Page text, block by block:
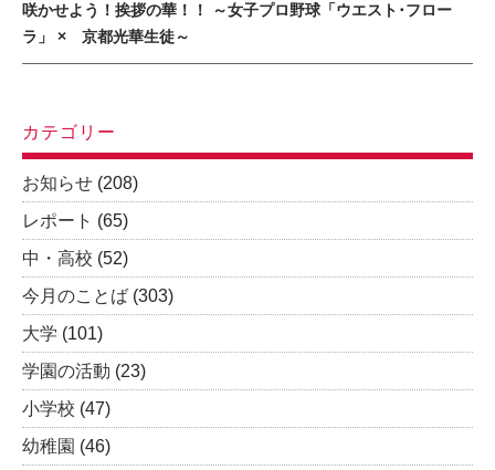
咲かせよう！挨拶の華！！ ～女子プロ野球「ウエスト･フロー
ラ」 × 京都光華生徒～
カテゴリー
お知らせ (208)
レポート (65)
中・高校 (52)
今月のことば (303)
大学 (101)
学園の活動 (23)
小学校 (47)
幼稚園 (46)